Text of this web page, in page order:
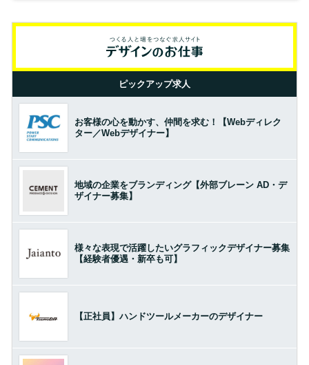
ピックアップ求人
お客様の心を動かす、仲間を求む！【Webディレク
ター／Webデザイナー】
地域の企業をブランディング【外部ブレーン AD・デ
ザイナー募集】
様々な表現で活躍したいグラフィックデザイナー募集
【経験者優遇・新卒も可】
【正社員】ハンドツールメーカーのデザイナー